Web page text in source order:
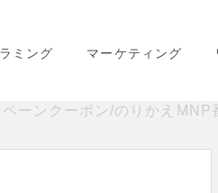
ミング マーケティング
ーンクーポン/のりかえMNP